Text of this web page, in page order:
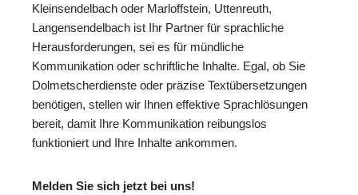
Kleinsendelbach oder Marloffstein, Uttenreuth,
Langensendelbach ist Ihr Partner für sprachliche
Herausforderungen, sei es für mündliche
Kommunikation oder schriftliche Inhalte. Egal, ob Sie
Dolmetscherdienste oder präzise Textübersetzungen
benötigen, stellen wir Ihnen effektive Sprachlösungen
bereit, damit Ihre Kommunikation reibungslos
funktioniert und Ihre Inhalte ankommen.
Melden Sie sich jetzt bei uns!